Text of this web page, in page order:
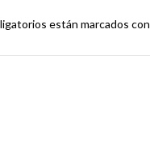
están marcados con